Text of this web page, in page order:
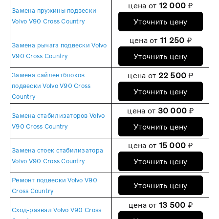
Замена пружины подвески
Volvo V90 Cross Country
цена от 12 000 ₽
Уточнить цену
Замена рычага подвески Volvo
V90 Cross Country
цена от 11 250 ₽
Уточнить цену
Замена сайлентблоков
подвески Volvo V90 Cross
Country
цена от 22 500 ₽
Уточнить цену
Замена стабилизаторов Volvo
V90 Cross Country
цена от 30 000 ₽
Уточнить цену
Замена стоек стабилизатора
Volvo V90 Cross Country
цена от 15 000 ₽
Уточнить цену
Ремонт подвески Volvo V90
Cross Country
Уточнить цену
Сход-развал Volvo V90 Cross
цена от 13 500 ₽